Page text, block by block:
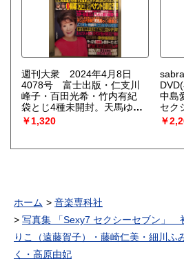
週刊大衆 2024年4月8日
4078号 富士出版・仁支川
峰子・百田光希・竹内有紀
袋とじ4種未開封。天馬ゆ
い・桜空もも・神木麗・恋渕
ももな・仁藤さや香 他
￥1,320
中島
セク
キニ
ビ
ンヌ
他
￥
ホーム
音楽専科社
写真集 「Sexy7 セクシーセブン」
りこ（遠藤賀子）・藤崎仁美・細川ふ
く・高原由妃